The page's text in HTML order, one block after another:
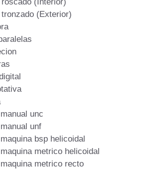
roscado (Interior)
tronzado (Exterior)
unc
unf
bsp helicoidal
metrico helicoidal
metrico recto